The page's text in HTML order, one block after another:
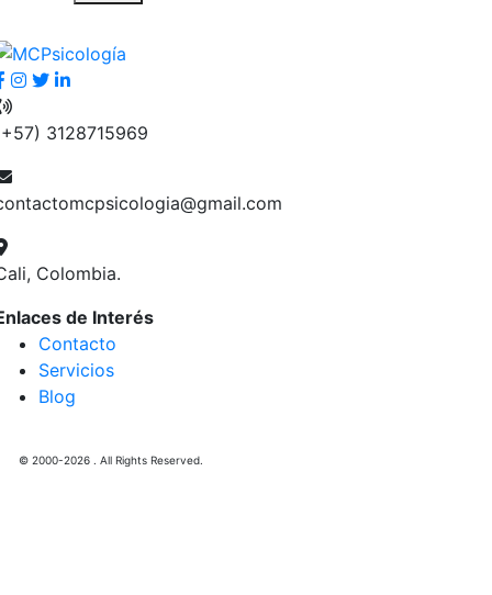
3128715969
Colombia.
de Interés
Contacto
Servicios
Blog
© 2000-2026 . All Rights Reserved.